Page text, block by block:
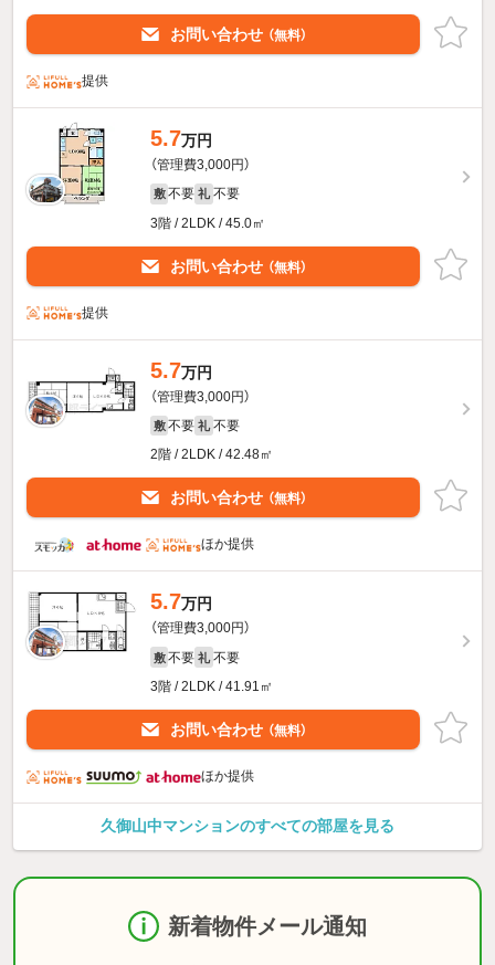
お問い合わせ （無料）
提供
5.7万円
（管理費3,000円）
敷 不要 礼 不要
3階 / 2LDK / 45.0㎡
お問い合わせ （無料）
提供
5.7万円
（管理費3,000円）
敷 不要 礼 不要
2階 / 2LDK / 42.48㎡
お問い合わせ （無料）
ほか提供
5.7万円
（管理費3,000円）
敷 不要 礼 不要
3階 / 2LDK / 41.91㎡
お問い合わせ （無料）
ほか提供
久御山中マンションのすべての部屋を見る
新着物件メール通知